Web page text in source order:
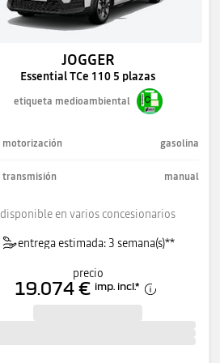
JOGGER
Essential TCe 110 5 plazas
etiqueta medioambiental
motorización gasolina
transmisión manual
disponible en varios concesionarios
entrega estimada: 3 semana(s)**
precio
19.074 € imp. incl.*